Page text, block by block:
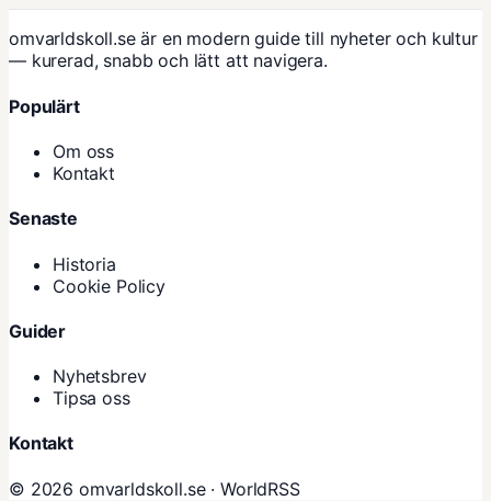
omvarldskoll.se är en modern guide till nyheter och kultur
— kurerad, snabb och lätt att navigera.
Populärt
Om oss
Kontakt
Senaste
Historia
Cookie Policy
Guider
Nyhetsbrev
Tipsa oss
Kontakt
© 2026 omvarldskoll.se · WorldRSS